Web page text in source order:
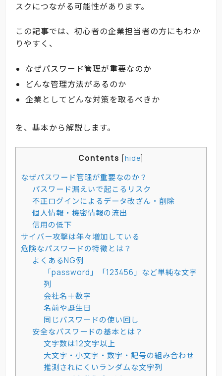
スクにつながる可能性があります。
この記事では、初心者の企業担当者の方にもわか
りやすく、
なぜパスワード管理が重要なのか
どんな管理方法があるのか
企業としてどんな対策を取るべきか
を、基本から解説します。
Contents [hide]
なぜパスワード管理が重要なのか？
パスワード漏えいで起こるリスク
不正ログインによるデータ改ざん・削除
個人情報・機密情報の流出
信用の低下
サイバー攻撃は年々増加している
危険なパスワードの特徴とは？
よくあるNG例
「password」「123456」など単純な文字
列
会社名＋数字
名前や誕生日
同じパスワードの使い回し
安全なパスワードの基本とは？
文字数は12文字以上
大文字・小文字・数字・記号の組み合わせ
推測されにくいランダムな文字列